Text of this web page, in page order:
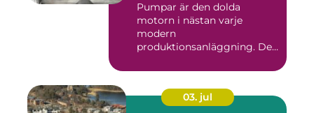
Pumpar är den dolda
motorn i nästan varje
modern
produktionsanläggning. De
03. jul